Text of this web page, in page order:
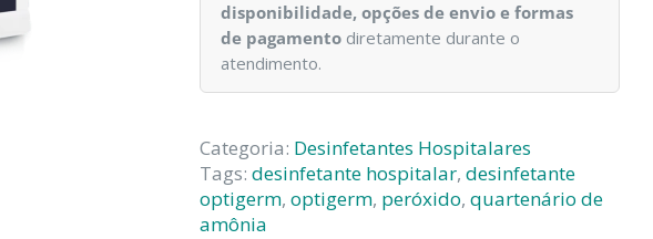
disponibilidade, opções de envio e formas
de pagamento diretamente durante o
atendimento.
Categoria: Desinfetantes Hospitalares
Tags:desinfetante hospitalar,desinfetante
optigerm,optigerm, peróxido,quartenário de
amônia